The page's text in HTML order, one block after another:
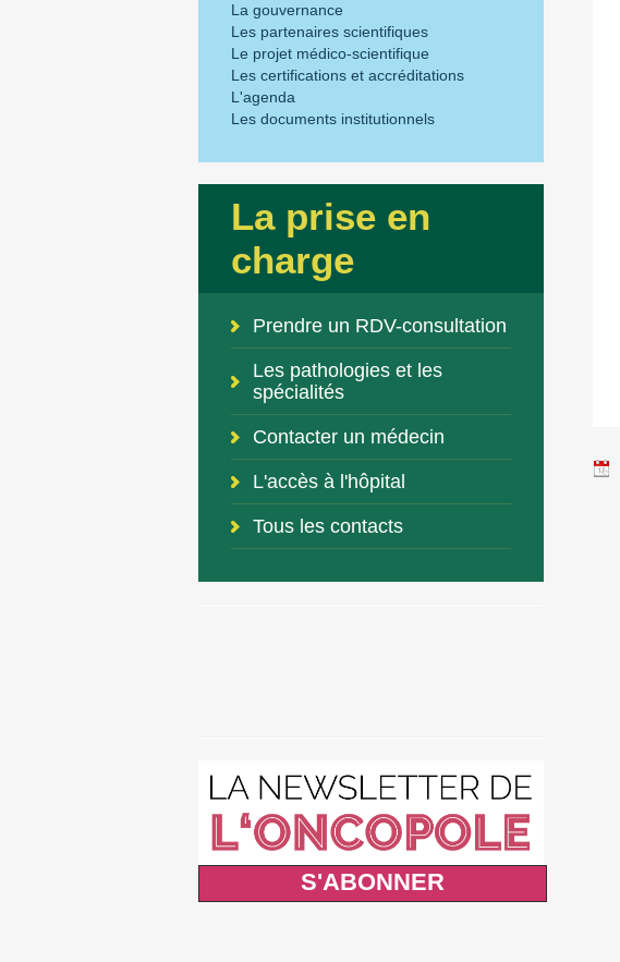
La gouvernance
Les partenaires scientifiques
Le projet médico-scientifique
Les certifications et accréditations
L'agenda
Les documents institutionnels
La prise en
charge
Prendre un RDV-consultation
Les pathologies et les
spécialités
Contacter un médecin
L'accès à l'hôpital
Tous les contacts
S'ABONNER